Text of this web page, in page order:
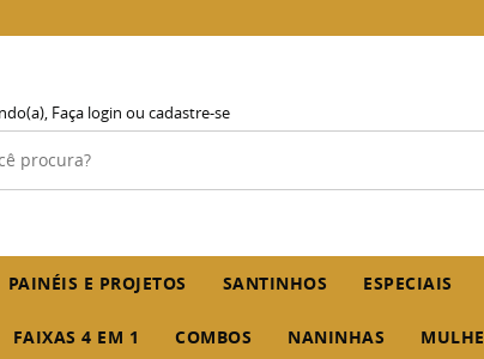
Faça login ou cadastre-se
PAINÉIS E PROJETOS SANTINHOS ESPECIAIS
FAIXAS 4 EM 1 COMBOS NANINHAS